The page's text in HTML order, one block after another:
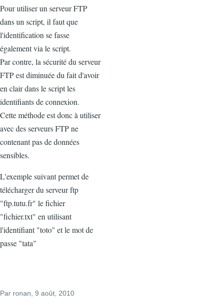
Pour utiliser un serveur FTP
dans un script, il faut que
l'identification se fasse
également via le script.
Par contre, la sécurité du serveur
FTP est diminuée du fait d'avoir
en clair dans le script les
identifiants de connexion.
Cette méthode est donc à utiliser
avec des serveurs FTP ne
contenant pas de données
sensibles.
L'exemple suivant permet de
télécharger du serveur ftp
"ftp.tutu.fr" le fichier
"fichier.txt" en utilisant
l'identifiant "toto" et le mot de
passe "tata"
Par ronan, 9 août, 2010